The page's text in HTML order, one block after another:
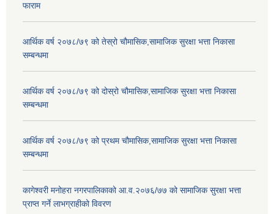
फाराम
आर्थिक वर्ष २०७८/७९ को तेस्रो चौमासिक,सामाजिक सुरक्षा भत्ता निकासा
सम्बन्धमा
आर्थिक वर्ष २०७८/७९ को दोस्रो चौमासिक,सामाजिक सुरक्षा भत्ता निकासा
सम्बन्धमा
आर्थिक वर्ष २०७८/७९ को प्रथम चौमासिक,सामाजिक सुरक्षा भत्ता निकासा
सम्बन्धमा
कागेश्वरी मनोहरा नगरपालिकाको आ.व.२०७६/७७ को सामाजिक सुरक्षा भत्ता
प्राप्त गर्ने लाभग्राहीको विवरण